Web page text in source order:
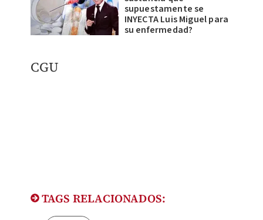
supuestamente se
INYECTA Luis Miguel para
su enfermedad?
CGU
TAGS RELACIONADOS: